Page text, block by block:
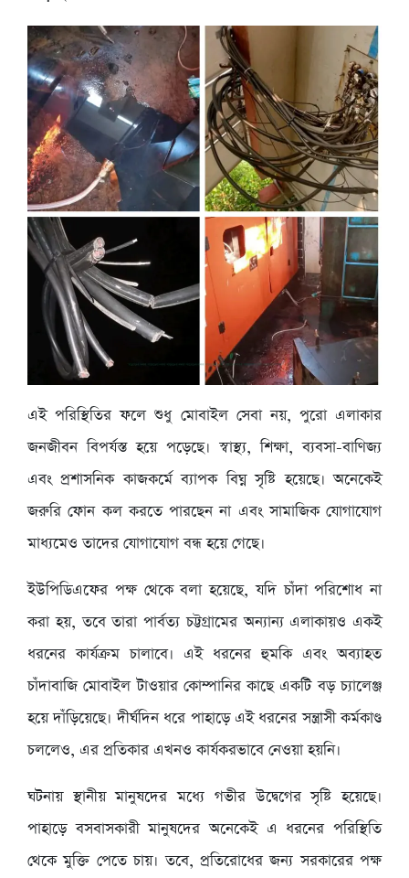
এই পরিস্থিতির ফলে শুধু মোবাইল সেবা নয়, পুরো এলাকার
জনজীবন বিপর্যস্ত হয়ে পড়েছে। স্বাস্থ্য, শিক্ষা, ব্যবসা-বাণিজ্য
এবং প্রশাসনিক কাজকর্মে ব্যাপক বিঘ্ন সৃষ্টি হয়েছে। অনেকেই
জরুরি ফোন কল করতে পারছেন না এবং সামাজিক যোগাযোগ
মাধ্যমেও তাদের যোগাযোগ বন্ধ হয়ে গেছে।
ইউপিডিএফের পক্ষ থেকে বলা হয়েছে, যদি চাঁদা পরিশোধ না
করা হয়, তবে তারা পার্বত্য চট্টগ্রামের অন্যান্য এলাকায়ও একই
ধরনের কার্যক্রম চালাবে। এই ধরনের হুমকি এবং অব্যাহত
চাঁদাবাজি মোবাইল টাওয়ার কোম্পানির কাছে একটি বড় চ্যালেঞ্জ
হয়ে দাঁড়িয়েছে। দীর্ঘদিন ধরে পাহাড়ে এই ধরনের সন্ত্রাসী কর্মকাণ্ড
চললেও, এর প্রতিকার এখনও কার্যকরভাবে নেওয়া হয়নি।
ঘটনায় স্থানীয় মানুষদের মধ্যে গভীর উদ্বেগের সৃষ্টি হয়েছে।
পাহাড়ে বসবাসকারী মানুষদের অনেকেই এ ধরনের পরিস্থিতি
থেকে মুক্তি পেতে চায়। তবে, প্রতিরোধের জন্য সরকারের পক্ষ